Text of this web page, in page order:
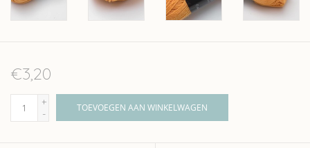
€3,20
+
-
TOEVOEGEN AAN WINKELWAGEN